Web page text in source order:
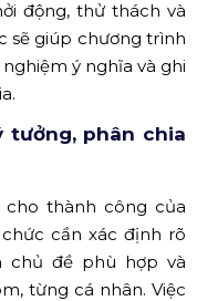
động, thử thách và
sẽ giúp chương trình
ý nghĩa và ghi
tưởng, phân chia
thành công của
cần xác định rõ
chủ đề phù hợp và
từng cá nhân. Việc